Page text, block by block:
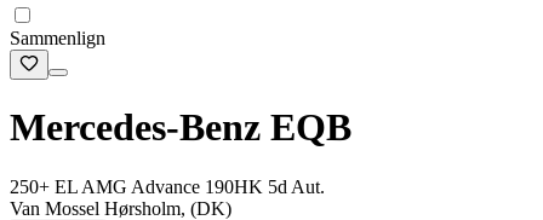
Sammenlign
Mercedes-Benz EQB
250+ EL AMG Advance 190HK 5d Aut.
Van Mossel Hørsholm, (DK)